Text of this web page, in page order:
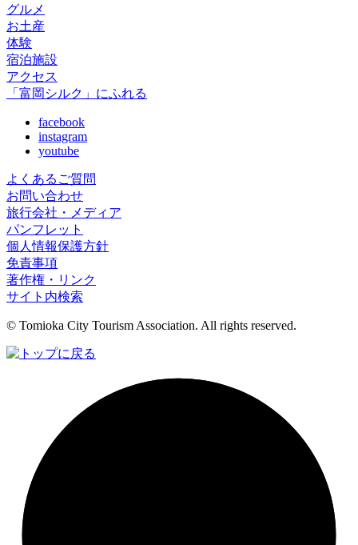
グルメ
お土産
体験
宿泊施設
アクセス
「富岡シルク」にふれる
facebook
instagram
youtube
よくあるご質問
お問い合わせ
旅行会社・メディア
パンフレット
個人情報保護方針
免責事項
著作権・リンク
サイト内検索
© Tomioka City Tourism Association. All rights reserved.